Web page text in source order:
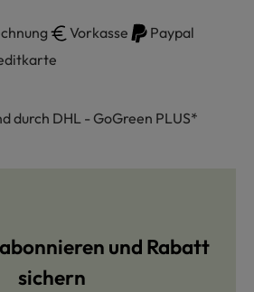
Vorkasse
Paypal
durch DHL - GoGreen PLUS*
und Rabatt
sichern